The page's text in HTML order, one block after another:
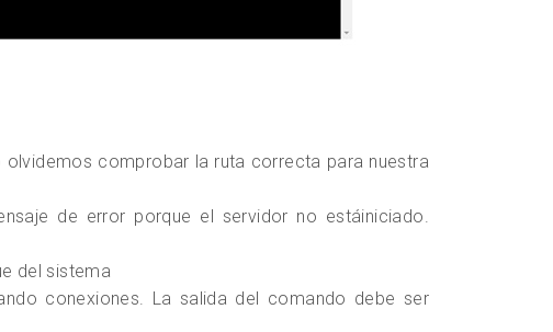
olvidemos comprobar la ruta correcta para nuestra
de error porque el servidor no estáiniciado.
del sistema
conexiones. La salida del comando debe ser